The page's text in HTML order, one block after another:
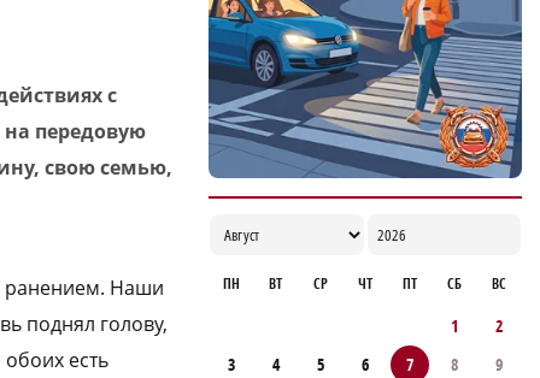
с
на передовую
свою семью,
ранением. Наши
поднял голову,
есть
объединились для наблюдения за
выборами
16:13
ПН ВТ СР ЧТ ПТ СБ ВС
1
2
3
4 5 6 7 8
9